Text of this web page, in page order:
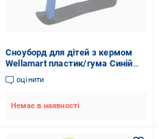
Сноуборд для дітей з кермом
Wellamart пластик/гума Синій
(5360-2)
оцінити
Немає в наявності